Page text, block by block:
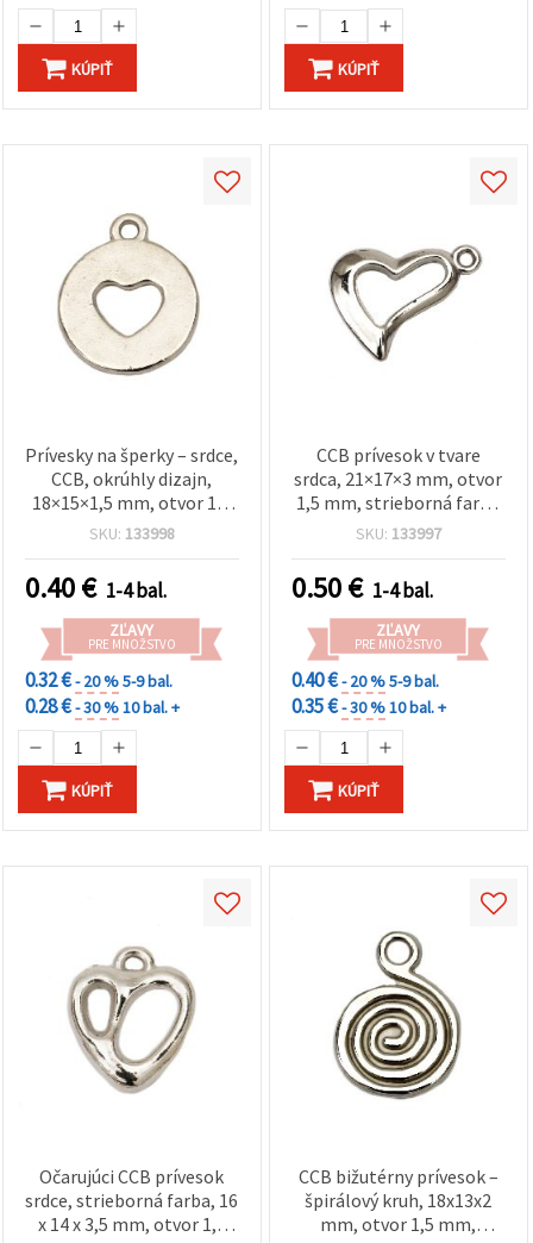
KÚPIŤ KÚPIŤ
Prívesky na šperky – srdce,
CCB, okrúhly dizajn,
18×15×1,5 mm, otvor 1,5
mm, striebornej farby –
SKU: 133998
0.40€ 1-4 bal.
ZĽAVY
PRE MNOŽSTVO
0.32 €- 20 %5-9 bal.
0.28 €- 30 %10 bal. +
KÚPIŤ
CCB prívesok v tvare
srdca, 21×17×3 mm, otvor
1,5 mm, strieborná farba
– balenie 20 ks
SKU: 133997
0.50€ 1-4 bal.
ZĽAVY
PRE MNOŽSTVO
0.40 €- 20 %5-9 bal.
0.35 €- 30 %10 bal. +
KÚPIŤ
Očarujúci CCB prívesok
srdce, strieborná farba, 16
x 14 x 3,5 mm, otvor 1,5
CCB bižutérny prívesok –
špirálový kruh, 18x13x2
mm, otvor 1,5 mm,